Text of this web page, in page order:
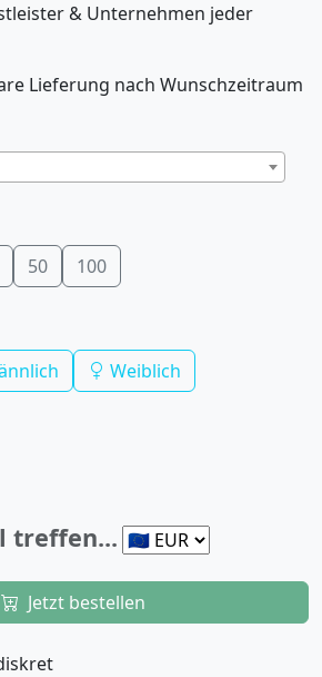
& Unternehmen jeder
Lieferung nach Wunschzeitraum
50 100
Weiblich
treffen...
Jetzt bestellen